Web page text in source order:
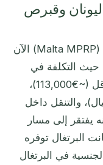
وقبرص
يقدم برنامج الإقامة الدائمة في مالطا (Malta MPRP) الآن
حيث التكلفة في
الاتحاد الأوروبي عند نقطة الدخول الأقل (~€113,000)،
والتنقل داخل
يفتقر إلى مسار
البرتغال توفره
الجنسية في البرتغال